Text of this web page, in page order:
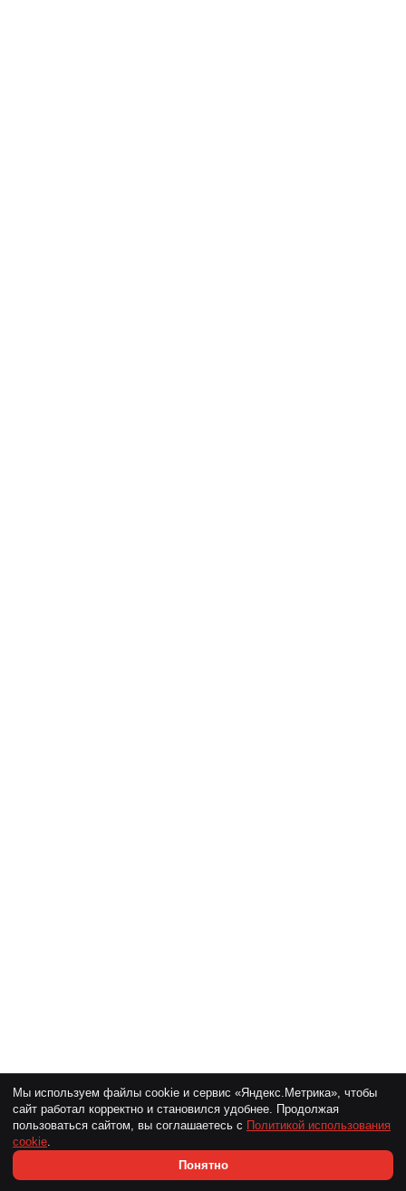
Мы используем файлы cookie и сервис «Яндекс.Метрика», чтобы
сайт работал корректно и становился удобнее. Продолжая
пользоваться сайтом, вы соглашаетесь с Политикой использования
cookie.
Понятно